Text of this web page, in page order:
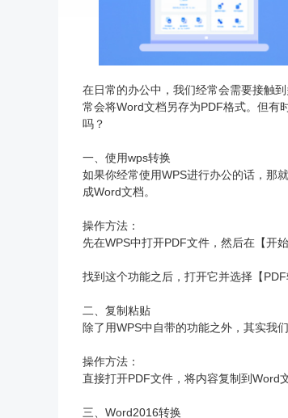
在日常的办公中，我们经常会需要接触
常会将Word文档另存为PDF格式。但有
吗？
一、使用wps转换
如果你经常使用WPS进行办公的话，那
成Word文档。
操作方法：
先在WPS中打开PDF文件，然后在【开
找到这个功能之后，打开它并选择【
二、复制粘贴
除了用WPS中自带的功能之外，其实我
操作方法：
直接打开PDF文件，将内容复制到Word
三、Word2016转换